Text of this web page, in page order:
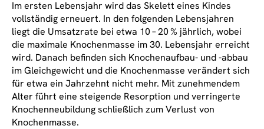
Im ersten Lebensjahr wird das Skelett eines Kindes
vollständig erneuert. In den folgenden Lebensjahren
liegt die Umsatzrate bei etwa 10 – 20 % jährlich, wobei
die maximale Knochenmasse im 30. Lebensjahr erreicht
wird. Danach befinden sich Knochenaufbau- und -abbau
im Gleichgewicht und die Knochenmasse verändert sich
für etwa ein Jahrzehnt nicht mehr. Mit zunehmendem
Alter führt eine steigende Resorption und verringerte
Knochenneubildung schließlich zum Verlust von
Knochenmasse.